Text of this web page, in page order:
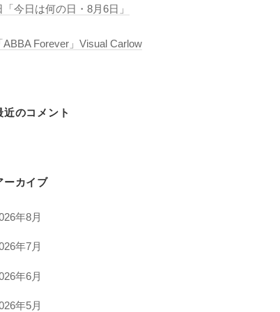
「今日は何の日・8月6日」
ABBA Forever」Visual Carlow
近のコメント
ーカイブ
年8月
年7月
年6月
年5月